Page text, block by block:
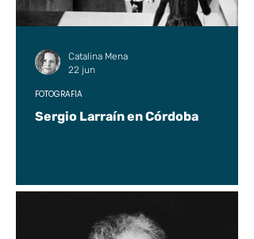
Sergio Larraín en Córdoba
FOTOGRAFÍA
Catalina Mena
22 jun